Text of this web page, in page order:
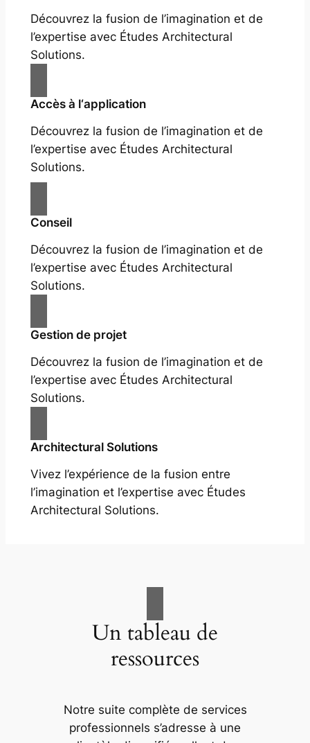
Découvrez la fusion de l’imagination et de
l’expertise avec Études Architectural
Solutions.
Accès à l‘application
Découvrez la fusion de l’imagination et de
l’expertise avec Études Architectural
Solutions.
Conseil
Découvrez la fusion de l’imagination et de
l’expertise avec Études Architectural
Solutions.
Gestion de projet
Découvrez la fusion de l’imagination et de
l’expertise avec Études Architectural
Solutions.
Architectural Solutions
Vivez l’expérience de la fusion entre
l’imagination et l’expertise avec Études
Architectural Solutions.
Un tableau de
ressources
Notre suite complète de services
professionnels s’adresse à une